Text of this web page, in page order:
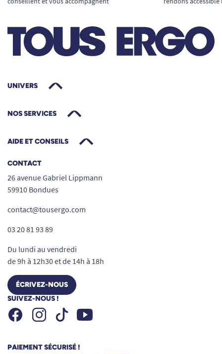
UNIVERS
NOS SERVICES
AIDE ET CONSEILS
CONTACT
26 avenue Gabriel Lippmann
59910 Bondues
contact@tousergo.com
03 20 81 93 89
Du lundi au vendredi
de 9h à 12h30 et de 14h à 18h
ÉCRIVEZ-NOUS
SUIVEZ-NOUS !
FacebookInstagramTiktok Youtube
PAIEMENT SÉCURISÉ !